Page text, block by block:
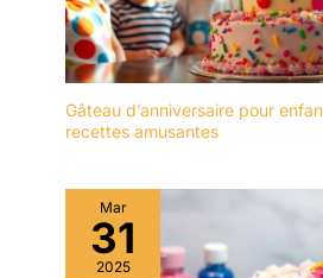
bord
montage
à la
domicile
Gâteau d’anniversaire pour
recettes amusantes
Mar
31
2025